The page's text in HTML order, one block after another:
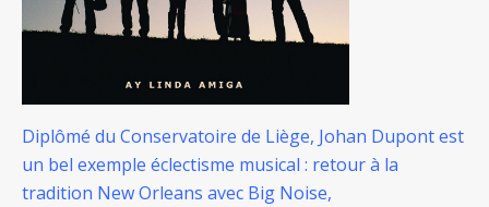
Diplômé du Conservatoire de Liège, Johan Dupont est
un bel exemple éclectisme musical : retour à la
tradition New Orleans avec Big Noise,